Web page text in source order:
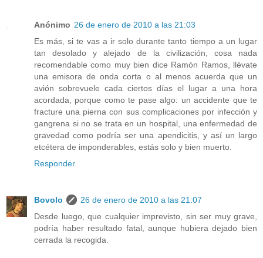
Anónimo 26 de enero de 2010 a las 21:03
Es más, si te vas a ir solo durante tanto tiempo a un lugar
tan desolado y alejado de la civilización, cosa nada
recomendable como muy bien dice Ramón Ramos, llévate
una emisora de onda corta o al menos acuerda que un
avión sobrevuele cada ciertos días el lugar a una hora
acordada, porque como te pase algo: un accidente que te
fracture una pierna con sus complicaciones por infección y
gangrena si no se trata en un hospital, una enfermedad de
gravedad como podría ser una apendicitis, y así un largo
etcétera de imponderables, estás solo y bien muerto.
Responder
Bovolo
26 de enero de 2010 a las 21:07
Desde luego, que cualquier imprevisto, sin ser muy grave,
podría haber resultado fatal, aunque hubiera dejado bien
cerrada la recogida.